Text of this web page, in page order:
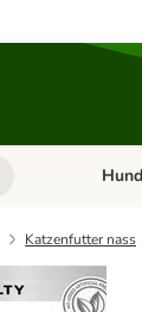
Katzenfutter nass